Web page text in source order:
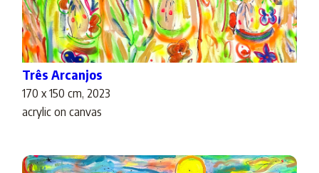
Três Arcanjos
170 x 150 cm, 2023
acrylic on canvas